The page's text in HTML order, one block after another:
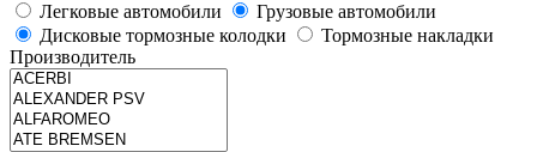
Легковые автомобили
Грузовые автомобили
Дисковые тормозные колодки
Тормозные накладки
Производитель